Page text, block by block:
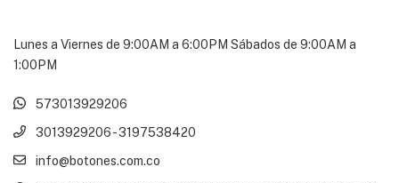
Lunes a Viernes de 9:00AM a 6:00PM Sábados de 9:00AM a
1:00PM
573013929206
3013929206 - 3197538420
info@botones.com.co